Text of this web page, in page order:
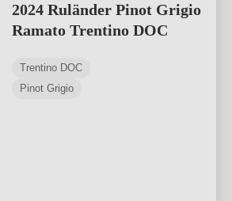
2024 Ruländer Pinot Grigio
Ramato Trentino DOC
Trentino DOC
Pinot Grigio